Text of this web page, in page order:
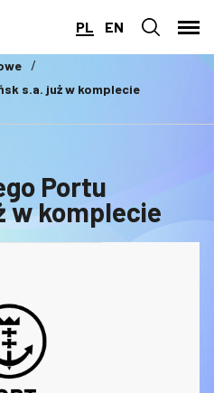
PL EN
s.a. już w komplecie
Portu
w komplecie